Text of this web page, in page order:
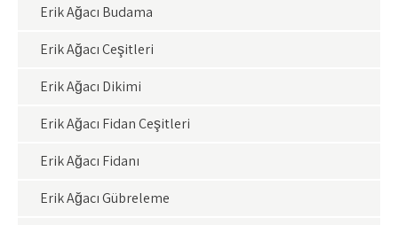
Erik Ağacı Budama
Erik Ağacı Çeşitleri
Erik Ağacı Dikimi
Erik Ağacı Fidan Çeşitleri
Erik Ağacı Fidanı
Erik Ağacı Gübreleme